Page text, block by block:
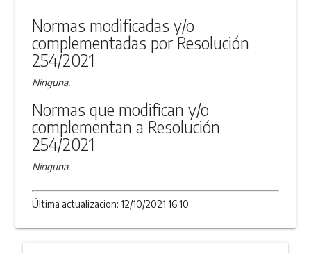
Normas modificadas y/o
complementadas por Resolución
254/2021
Ninguna.
Normas que modifican y/o
complementan a Resolución
254/2021
Ninguna.
Última actualizacion: 12/10/2021 16:10